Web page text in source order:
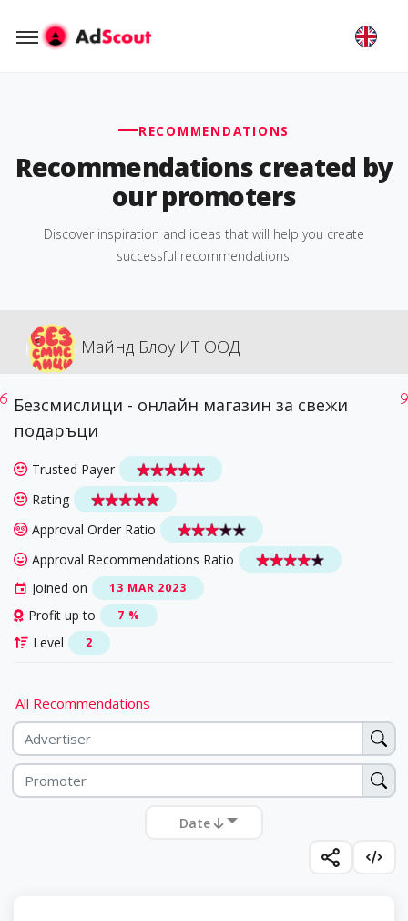
RECOMMENDATIONS
Recommendations created by
our promoters
Discover inspiration and ideas that will help you create
successful recommendations.
Майнд Блоу ИТ ООД
Безсмислици - онлайн магазин за свежи
подаръци
Trusted Payer
Rating
Approval Order Ratio
Approval Recommendations Ratio
Joined on
13 MAR 2023
Profit up to 7 %
Level 2
All Recommendations
Date